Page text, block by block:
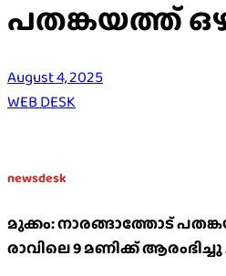
പതങ്കയത്ത്
August 4, 2025
WEB DESK
newsdesk
മുക്കം: നാരങ്ങാത്തോട്
രാവിലെ 9 മണിക്ക് ആരംഭിച്ചു